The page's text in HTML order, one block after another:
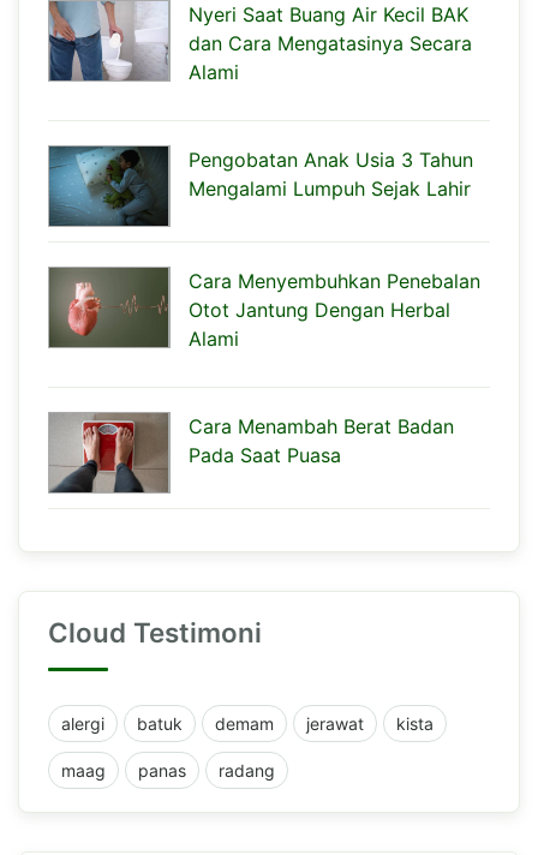
Nyeri Saat Buang Air Kecil BAK
dan Cara Mengatasinya Secara
Alami
Pengobatan Anak Usia 3 Tahun
Mengalami Lumpuh Sejak Lahir
Cara Menyembuhkan Penebalan
Otot Jantung Dengan Herbal
Alami
Cara Menambah Berat Badan
Pada Saat Puasa
Cloud Testimoni
alergi batuk demam jerawat kista
maag panas radang